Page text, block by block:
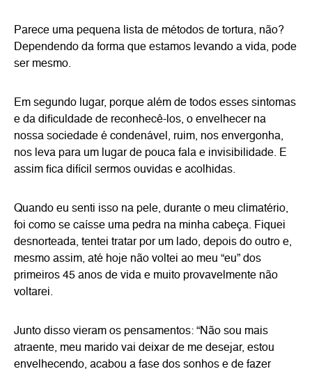
Parece uma pequena lista de métodos de tortura, não?
Dependendo da forma que estamos levando a vida, pode
ser mesmo.
Em segundo lugar, porque além de todos esses sintomas
e da dificuldade de reconhecê-los, o envelhecer na
nossa sociedade é condenável, ruim, nos envergonha,
nos leva para um lugar de pouca fala e invisibilidade. E
assim fica difícil sermos ouvidas e acolhidas.
Quando eu senti isso na pele, durante o meu climatério,
foi como se caísse uma pedra na minha cabeça. Fiquei
desnorteada, tentei tratar por um lado, depois do outro e,
mesmo assim, até hoje não voltei ao meu “eu” dos
primeiros 45 anos de vida e muito provavelmente não
voltarei.
Junto disso vieram os pensamentos: “Não sou mais
atraente, meu marido vai deixar de me desejar, estou
envelhecendo, acabou a fase dos sonhos e de fazer